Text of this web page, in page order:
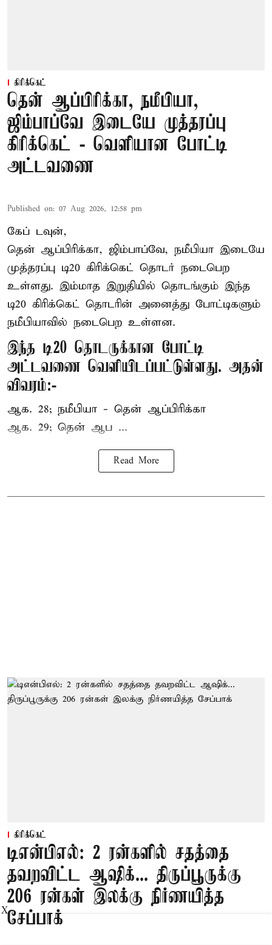
கிரிக்கெட்
தென் ஆப்பிரிக்கா, நமீபியா,
ஜிம்பாப்வே இடையே முத்தரப்பு
கிரிக்கெட் - வெளியான போட்டி
அட்டவணை
Published on: 07 Aug 2026, 12:58 pm
கேப் டவுன்,
தென் ஆப்பிரிக்கா, ஜிம்பாப்வே, நமீபியா இடையே
முத்தரப்பு டி20 கிரிக்கெட் தொடர் நடைபெற
உள்ளது. இம்மாத இறுதியில் தொடங்கும் இந்த
டி20 கிரிக்கெட் தொடரின் அனைத்து போட்டிகளும்
நமீபியாவில் நடைபெற உள்ளன.
இந்த டி20 தொடருக்கான போட்டி
அட்டவணை வெளியிடப்பட்டுள்ளது. அதன்
விவரம்:-
ஆக. 28; நமீபியா - தென் ஆப்பிரிக்கா
ஆக. 29; தென் ஆப ...
Read More
கிரிக்கெட்
டிஎன்பிஎல்: 2 ரன்களில் சதத்தை
தவறவிட்ட ஆஷிக்... திருப்பூருக்கு
206 ரன்கள் இலக்கு நிர்ணயித்த
சேப்பாக்
X